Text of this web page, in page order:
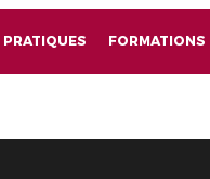
PRATIQUES FORMATIONS